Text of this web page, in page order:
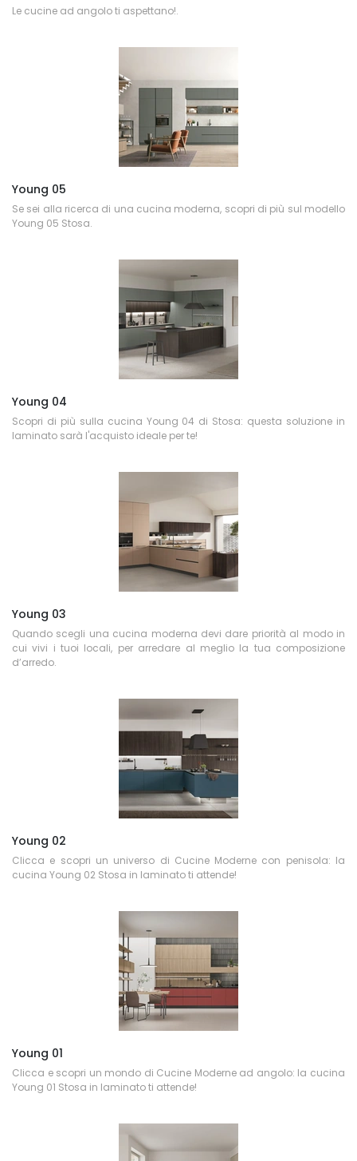
Le cucine ad angolo ti aspettano!.
Young 05
Se sei alla ricerca di una cucina moderna, scopri di più sul modello
Young 05 Stosa.
Young 04
Scopri di più sulla cucina Young 04 di Stosa: questa soluzione in
laminato sarà l'acquisto ideale per te!
Young 03
Quando scegli una cucina moderna devi dare priorità al modo in
cui vivi i tuoi locali, per arredare al meglio la tua composizione
d’arredo.
Young 02
Clicca e scopri un universo di Cucine Moderne con penisola: la
cucina Young 02 Stosa in laminato ti attende!
Young 01
Clicca e scopri un mondo di Cucine Moderne ad angolo: la cucina
Young 01 Stosa in laminato ti attende!